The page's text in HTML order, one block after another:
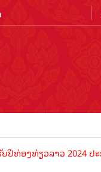
ຽວລາວ 2024 ປະຊາຊົນ